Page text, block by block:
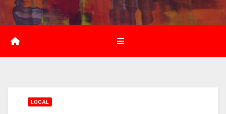
Saltar
al
contenido
LOCAL